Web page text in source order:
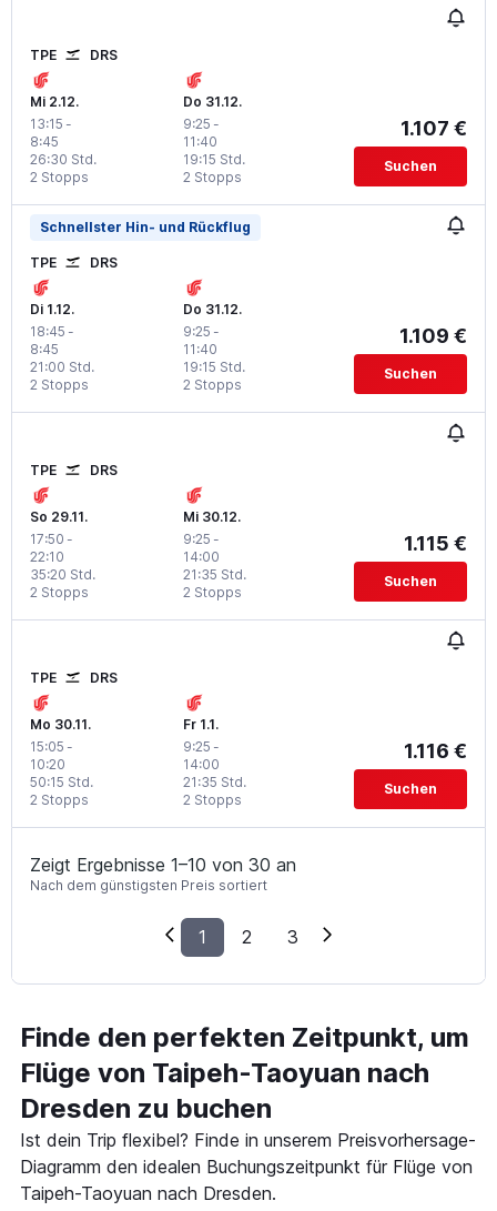
TPE DRS
Mi 2.12.
13:15 -
8:45
2 Stopps
26:30 Std.
Do 31.12.
9:25 -
11:40
2 Stopps
19:15 Std.
1.107 €
Suchen
Schnellster Hin- und Rückflug
TPE DRS
Di 1.12.
18:45 -
8:45
2 Stopps
21:00 Std.
Do 31.12.
9:25 -
11:40
2 Stopps
19:15 Std.
1.109 €
Suchen
TPE DRS
So 29.11.
17:50 -
22:10
2 Stopps
35:20 Std.
Mi 30.12.
9:25 -
14:00
2 Stopps
21:35 Std.
1.115 €
Suchen
TPE DRS
Mo 30.11.
15:05 -
10:20
2 Stopps
50:15 Std.
Fr 1.1.
9:25 -
14:00
2 Stopps
21:35 Std.
1.116 €
Suchen
Zeigt Ergebnisse 1–10 von 30 an
Nach dem günstigsten Preis sortiert
1 2 3
Finde den perfekten Zeitpunkt, um
Flüge von Taipeh-Taoyuan nach
Dresden zu buchen
Ist dein Trip flexibel? Finde in unserem Preisvorhersage-
Diagramm den idealen Buchungszeitpunkt für Flüge von
Taipeh-Taoyuan nach Dresden.